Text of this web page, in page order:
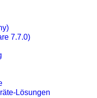
7.7.0)
Lösungen